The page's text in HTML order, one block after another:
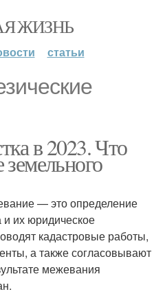
ЖИЗНЬ
статьи
в 2023. Что
— это определение
и их юридическое
кадастровые работы,
а также согласовывают
межевания